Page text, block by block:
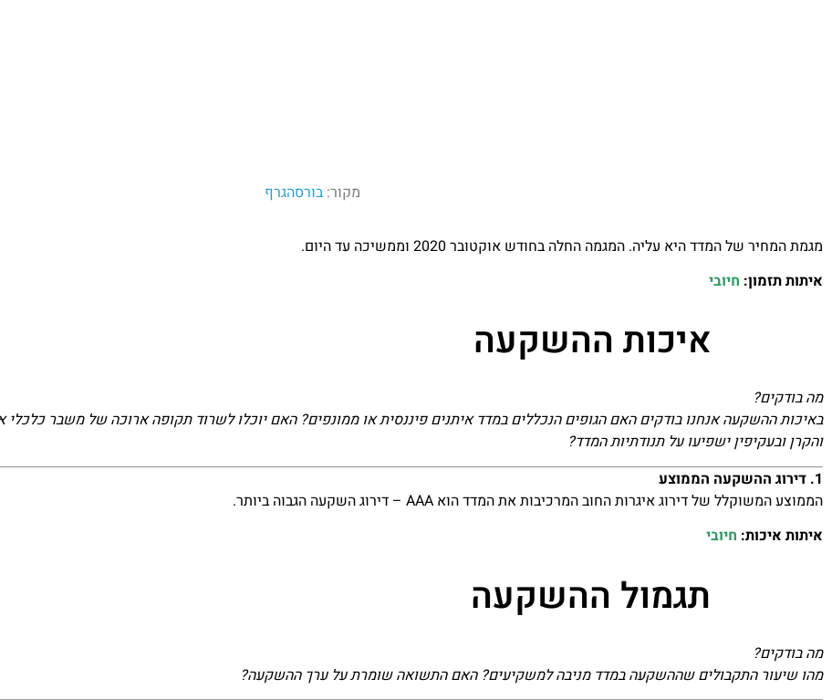
מקור:בורסהגרף
מגמת המחיר של המדד היא עליה. המגמה החלה בחודש אוקטובר 2020 וממשיכה עד היום.
איתות תזמון: חיובי
איכות ההשקעה
מה בודקים?
באיכות ההשקעה אנחנו בודקים האם הגופים הנכללים במדד איתנים פיננסית או ממונפים? האם יוכלו לשרוד תקופה ארוכה של משבר כלכלי
והקרן ובעקיפין ישפיעו על תנודתיות המדד?
1. דירוג ההשקעה הממוצע
הממוצע המשוקלל של דירוג איגרות החוב המרכיבות את המדד הוא AAA – דירוג השקעה הגבוה ביותר.
איתות איכות: חיובי
תגמול ההשקעה
מה בודקים?
מהו שיעור התקבולים שההשקעה במדד מניבה למשקיעים? האם התשואה שומרת על ערך ההשקעה?